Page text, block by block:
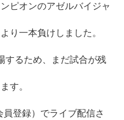
ピオンのアゼルバイジャ
り一本負けしました。
するため、まだ試合が残
す。
登録）でライブ配信さ